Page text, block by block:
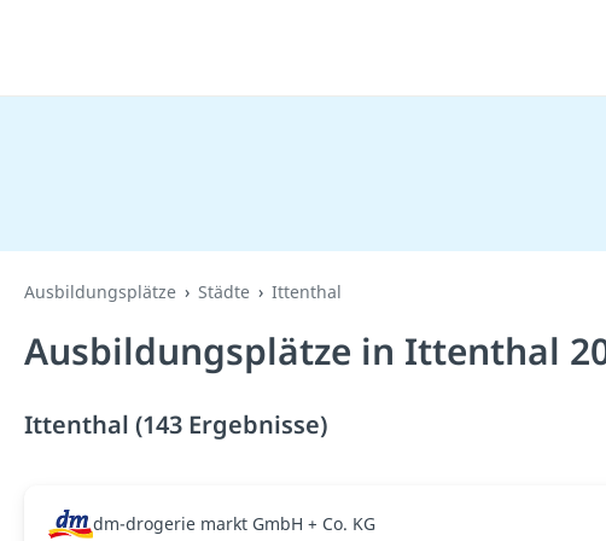
Ausbildungsplätze Städte Ittenthal
Ausbildungsplätze in Ittenthal
Ittenthal (143 Ergebnisse)
dm-drogerie markt GmbH + Co. KG